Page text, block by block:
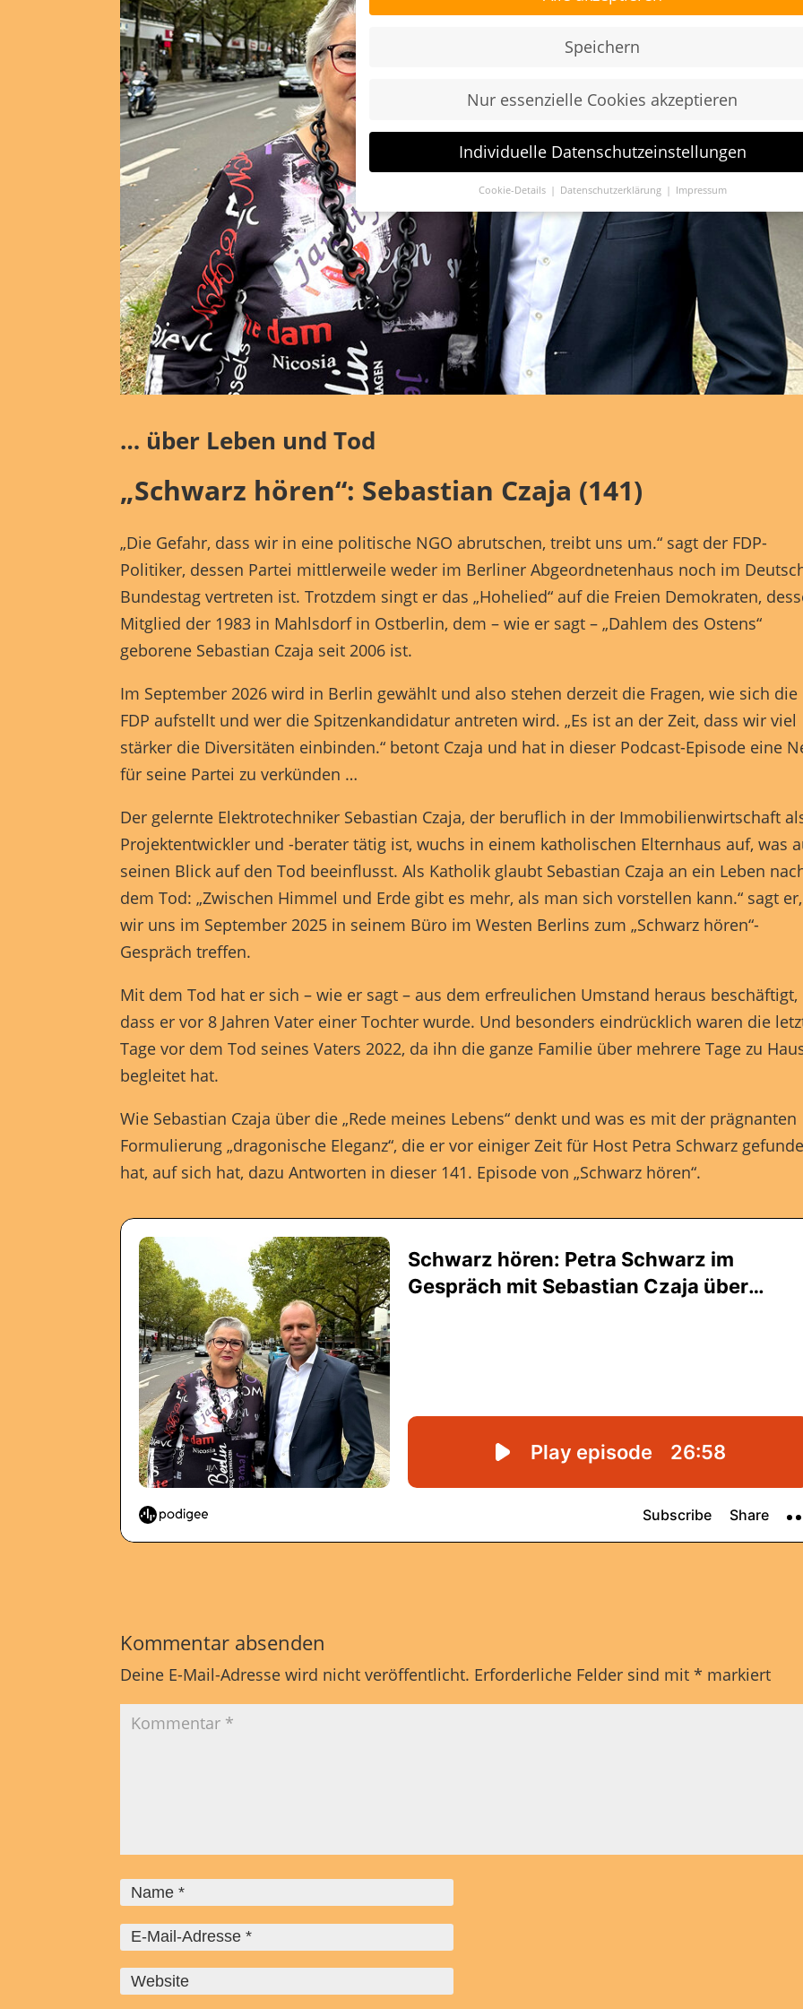
… über Leben und Tod
„Schwarz hören“: Sebastian Czaja (141)
„Die Gefahr, dass wir in eine politische NGO abrutschen, treibt uns um.“ sagt der FDP-
Politiker, dessen Partei mittlerweile weder im Berliner Abgeordnetenhaus noch im
Bundestag vertreten ist. Trotzdem singt er das „Hohelied“ auf die Freien Demokraten,
Mitglied der 1983 in Mahlsdorf in Ostberlin, dem – wie er sagt – „Dahlem des Ostens“
geborene Sebastian Czaja seit 2006 ist.
Im September 2026 wird in Berlin gewählt und also stehen derzeit die Fragen, wie sich die
FDP aufstellt und wer die Spitzenkandidatur antreten wird. „Es ist an der Zeit, dass wir viel
stärker die Diversitäten einbinden.“ betont Czaja und hat in dieser Podcast-Episode eine
für seine Partei zu verkünden …
Der gelernte Elektrotechniker Sebastian Czaja, der beruflich in der Immobilienwirtschaft
Projektentwickler und -berater tätig ist, wuchs in einem katholischen Elternhaus auf, was
seinen Blick auf den Tod beeinflusst. Als Katholik glaubt Sebastian Czaja an ein Leben
dem Tod: „Zwischen Himmel und Erde gibt es mehr, als man sich vorstellen kann.“ sagt
wir uns im September 2025 in seinem Büro im Westen Berlins zum „Schwarz hören“-
Gespräch treffen.
Mit dem Tod hat er sich – wie er sagt – aus dem erfreulichen Umstand heraus beschäftigt,
dass er vor 8 Jahren Vater einer Tochter wurde. Und besonders eindrücklich waren die
Tage vor dem Tod seines Vaters 2022, da ihn die ganze Familie über mehrere Tage zu
begleitet hat.
Wie Sebastian Czaja über die „Rede meines Lebens“ denkt und was es mit der prägnanten
Formulierung „dragonische Eleganz“, die er vor einiger Zeit für Host Petra Schwarz
hat, auf sich hat, dazu Antworten in dieser 141. Episode von „Schwarz hören“.
Kommentar absenden
Deine E-Mail-Adresse wird nicht veröffentlicht. Erforderliche Felder sind mit* markiert
Speichern
Nur essenzielle Cookies akzeptieren
Individuelle Datenschutzeinstellungen
Cookie-Details Datenschutzerklärung Impressum
Datenschutzeinstellungen
Wenn Sie unter 16 Jahre alt sind und Ihre Zustimmung zu freiwilligen
Diensten geben möchten, müssen Sie Ihre Erziehungsberechtigten um
Erlaubnis bitten.
Wir verwenden Cookies und andere Technologien auf unserer Website.
Einige von ihnen sind essenziell, während andere uns helfen, diese
und Ihre Erfahrung zu verbessern.
Personenbezogene Daten können
verarbeitet werden (z. B. IP-Adressen), z. B. für personalisierte
Inhalte oder Anzeigen- und Inhaltsmessung.
Weitere Informationen
Verwendung Ihrer Daten finden Sie in unserer
Datenschutzerklärung.
Informationen anzeigen lassen und so nur bestimmte Cookies
Datenschutzeinstellungen
Essenziell (1)
Essenzielle Cookies ermöglichen grundlegende Funktionen und sind für die
Funktion der Website erforderlich.
Marketing (1)
Marketing-Cookies werden von Drittanbietern oder Publishern verwendet, um
personalisierte Werbung anzuzeigen. Sie tun dies, indem sie Besucher über Websites
hinweg verfolgen.
Externe Medien (7)
Inhalte von Videoplattformen und Social-Media-Plattformen werden standardmäßig
blockiert. Wenn Cookies von externen Medien akzeptiert werden, bedarf der Zugriff
diese Inhalte keiner manuellen Einwilligung mehr.